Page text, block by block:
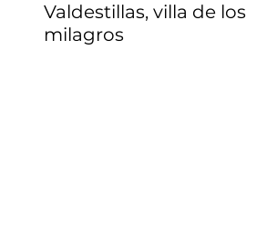
Valdestillas, villa de los
milagros